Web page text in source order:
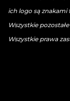
ich logo są
Wszystkie
Wszystkie prawa